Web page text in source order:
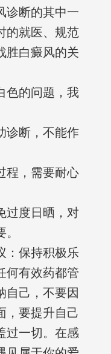
诊断的其中一
的就医、规范
胜白癜风的关
色的问题，我
诊断，不能作
程，需要耐心
过度日晒，对
：保持积极乐
何有效药都管
自己，不要因
，要提升自己
过一切。在感